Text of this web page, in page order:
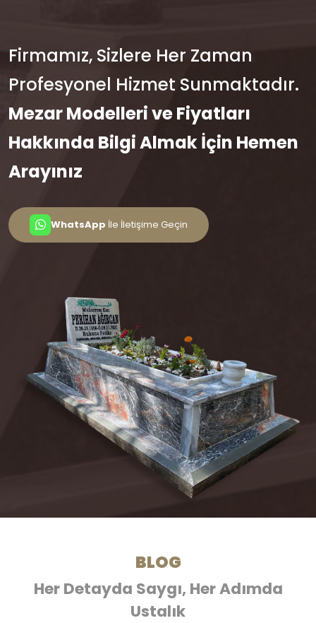
Firmamız, Sizlere Her Zaman
Profesyonel Hizmet Sunmaktadır.
Mezar Modelleri ve Fiyatları
Hakkında Bilgi Almak İçin Hemen
Arayınız
WhatsApp İle İletişime Geçin
BLOG
Her Detayda Saygı, Her Adımda
Ustalık